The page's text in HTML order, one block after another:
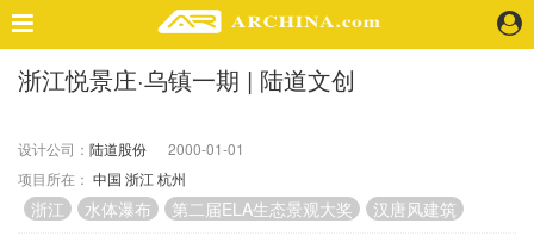
精选案例
景 观
室 内
视 频
浙江悦景庄·乌镇一期 | 陆道文创
设计公司： 陆道股份
2000-01-01
项目所在： 中国 浙江 杭州
浙江 水体瀑布 第二届ELA生态景观大奖 汉唐风建筑